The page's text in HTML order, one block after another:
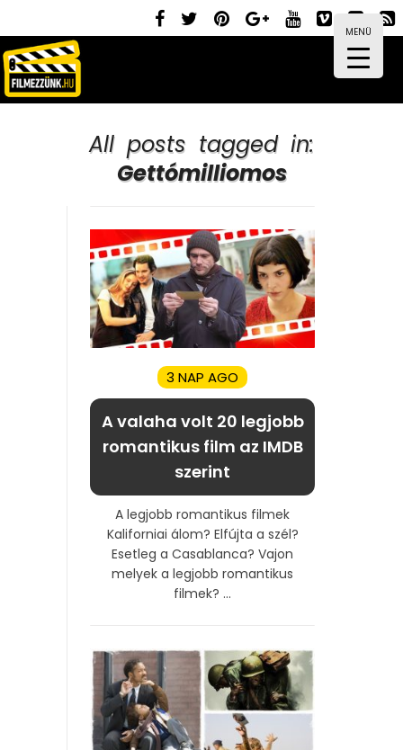
MENÜ
All posts tagged in:
Gettómilliomos
3 NAP AGO
A valaha volt 20 legjobb
romantikus film az IMDB
szerint
A legjobb romantikus filmek
Kaliforniai álom? Elfújta a szél?
Esetleg a Casablanca? Vajon
melyek a legjobb romantikus
filmek? ...